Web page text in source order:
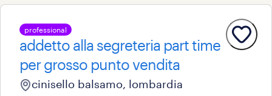
professional
addetto alla segreteria part time
per grosso punto vendita
cinisello balsamo, lombardia